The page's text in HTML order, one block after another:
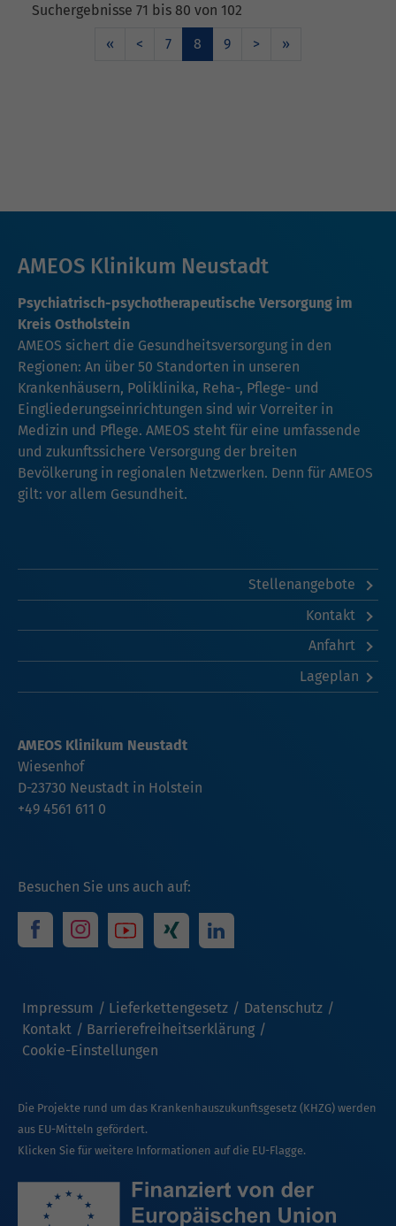
Suchergebnisse 71 bis 80 von 102
«
< 7 8 9 > »
AMEOS Klinikum Neustadt
Psychiatrisch-psychotherapeutische Versorgung im
Kreis Ostholstein
AMEOS sichert die Gesundheitsversorgung in den
Regionen: An über 50 Standorten in unseren
Krankenhäusern, Poliklinika, Reha-, Pflege- und
Eingliederungseinrichtungen sind wir Vorreiter in
Medizin und Pflege. AMEOS steht für eine umfassende
und zukunftssichere Versorgung der breiten
Bevölkerung in regionalen Netzwerken. Denn für AMEOS
gilt: vor allem Gesundheit.
Stellenangebote
Kontakt
Anfahrt
Lageplan
Besuchen Sie uns auch auf:
Impressum Lieferkettengesetz
Datenschutz
Kontakt
Barrierefreiheitserklärung
Cookie-Einstellungen
AMEOS Klinikum Neustadt
Wiesenhof
D-23730 Neustadt in Holstein
+49 4561 611 0
Die Projekte rund um das Krankenhauszukunftsgesetz (KHZG) werden
aus EU-Mitteln gefördert.
Klicken Sie für weitere Informationen auf die EU-Flagge.